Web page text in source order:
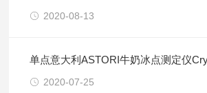
2020-08-13
单点意大利ASTORI牛奶冰点测定仪
2020-07-25